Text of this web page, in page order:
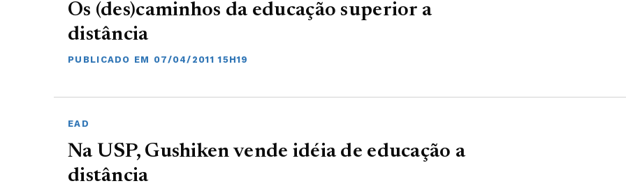
Os (des)caminhos da educação superior a
distância
PUBLICADO EM 07/04/2011 15H19
EAD
Na USP, Gushiken vende idéia de educação a
distância